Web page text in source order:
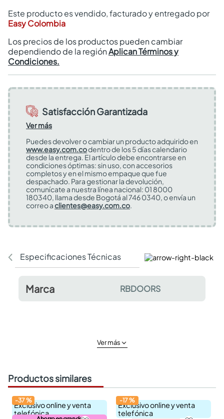
Este producto es vendido, facturado y entregado por
Easy Colombia
Los precios de los productos pueden cambiar
dependiendo de la regiónAplican Términos y
Condiciones.
Satisfacción Garantizada
Ver más
Puedes devolver o cambiar un producto adquirido en
www.easy.com.codentro de los 5 días calendario
desde la entrega. El artículo debe encontrarse en
condiciones óptimas: sin uso, con accesorios
completos y en el mismo empaque que fue
despachado. Para gestionar la devolución,
comunícate a nuestra línea nacional: 01 8000
180340, llama desde Bogotá al 746 0340, o envía un
correo aclientes@easy.com.co.
Especificaciones Técnicas Comentarios y
Marca RBDOORS
Ver más
Productos similares
Exclusivo online y venta
telefónica
-37%
Exclusivo online y venta
telefónica
-17%